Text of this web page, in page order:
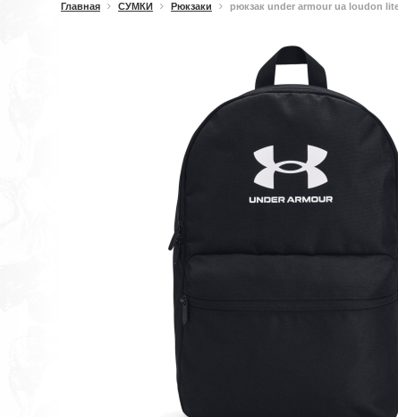
Главная СУМКИ Рюкзаки рюкзак under armour ua loudon